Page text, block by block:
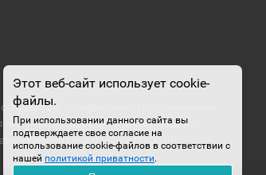
Этот веб-сайт использует cookie-
файлы.
При использовании данного сайта вы
подтверждаете свое согласие на
использование cookie-файлов в соответствии с
нашей политикой приватности.
офертой, определяемой положениями
подробной информации о
материалов с сайта ONLYO.RU